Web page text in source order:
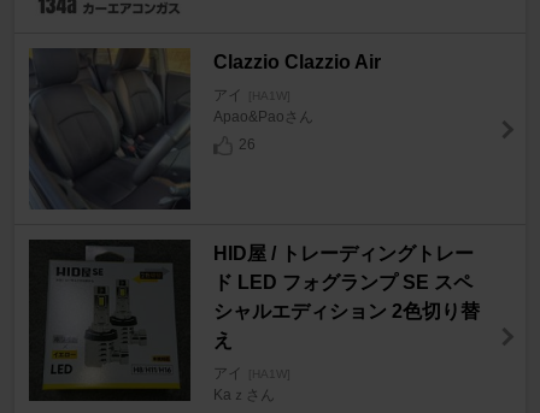
Clazzio Clazzio Air
アイ [HA1W]
Apao&Paoさん
26
HID屋 / トレーディングトレー
ド LED フォグランプ SE スペ
シャルエディション 2色切り替
え
アイ [HA1W]
Kaｚさん